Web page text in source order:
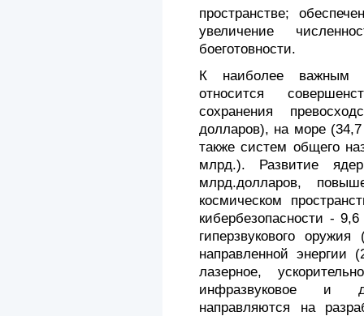
пространстве;
увеличение
боеготовности.
К наиболее важным
относится
сохранения
долларов), на море
также систем общего
млрд.). Развитие
млрд.долларов,
космическом
кибербезопасности -
гиперзвукового
направленной энергии
лазерное,
инфразвуковое и
направляются на